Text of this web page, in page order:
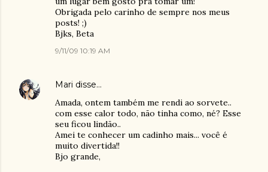
Obrigada pelo carinho de sempre nos meus
posts! ;)
Bjks, Beta
9/11/09 10:19 AM
Mari disse…
Amada, ontem também me rendi ao sorvete..
com esse calor todo, não tinha como, né? Esse
seu ficou lindão..
Amei te conhecer um cadinho mais... você é
muito divertida!!
Bjo grande,